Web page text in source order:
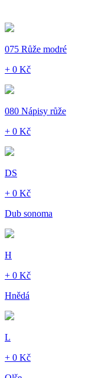
075 Růže modré
+ 0 Kč
080 Nápisy růže
+ 0 Kč
DS
+ 0 Kč
Dub sonoma
H
+ 0 Kč
Hnědá
L
+ 0 Kč